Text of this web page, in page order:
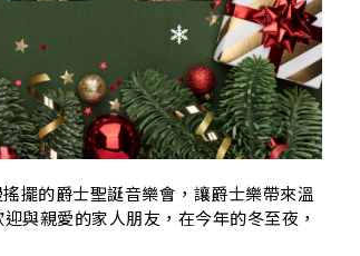
擺的爵士聖誕音樂會，讓爵士樂帶來溫
與親愛的家人朋友，在今年的冬至夜，